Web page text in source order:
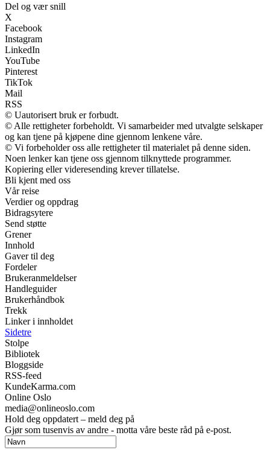
Del og vær snill
X
Facebook
Instagram
LinkedIn
YouTube
Pinterest
TikTok
Mail
RSS
© Uautorisert bruk er forbudt.
© Alle rettigheter forbeholdt. Vi samarbeider med utvalgte selskaper
og kan tjene på kjøpene dine gjennom lenkene våre.
© Vi forbeholder oss alle rettigheter til materialet på denne siden.
Noen lenker kan tjene oss gjennom tilknyttede programmer.
Kopiering eller videresending krever tillatelse.
Bli kjent med oss
Vår reise
Verdier og oppdrag
Bidragsytere
Send støtte
Grener
Innhold
Gaver til deg
Fordeler
Brukeranmeldelser
Handleguider
Brukerhåndbok
Trekk
Linker i innholdet
Sidetre
Stolpe
Bibliotek
Bloggside
RSS-feed
KundeKarma.com
Online Oslo
media@onlineoslo.com
Hold deg oppdatert – meld deg på
Gjør som tusenvis av andre - motta våre beste råd på e-post.